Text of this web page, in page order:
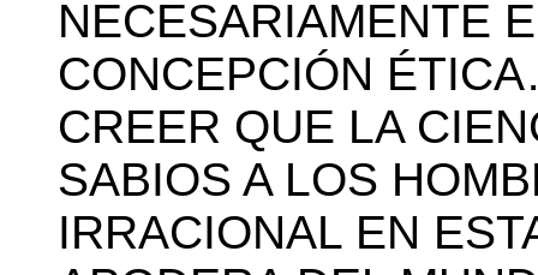
NECESARIAMENTE
CONCEPCIÓN
CREER QUE LA
SABIOS A LOS
IRRACIONAL EN